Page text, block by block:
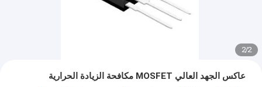
2
/
2
عاكس الجهد العالي MOSFET مكافحة الزيادة الحرارية